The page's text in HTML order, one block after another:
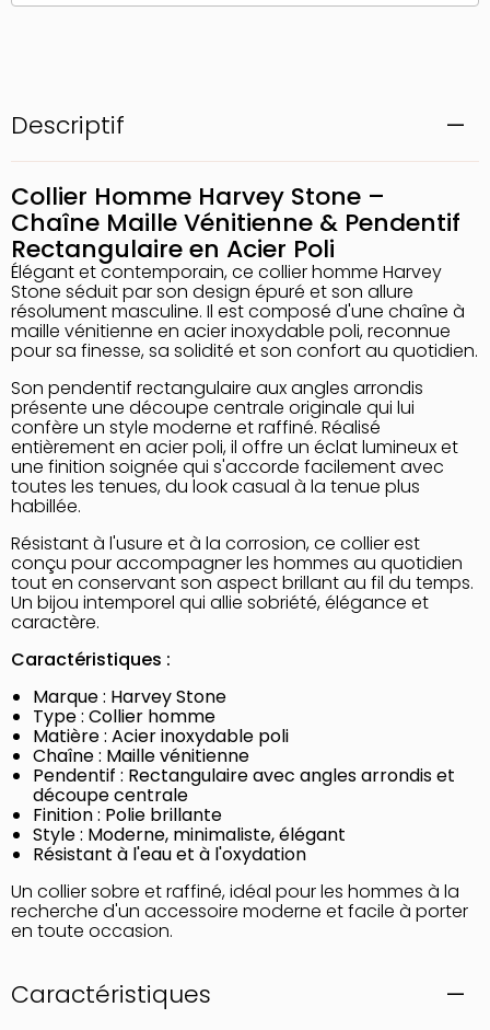
Descriptif
Collier Homme Harvey Stone –
Chaîne Maille Vénitienne & Pendentif
Rectangulaire en Acier Poli
Élégant et contemporain, ce collier homme Harvey
Stone séduit par son design épuré et son allure
résolument masculine. Il est composé d'une chaîne à
maille vénitienne en acier inoxydable poli, reconnue
pour sa finesse, sa solidité et son confort au quotidien.
Son pendentif rectangulaire aux angles arrondis
présente une découpe centrale originale qui lui
confère un style moderne et raffiné. Réalisé
entièrement en acier poli, il offre un éclat lumineux et
une finition soignée qui s'accorde facilement avec
toutes les tenues, du look casual à la tenue plus
habillée.
Résistant à l'usure et à la corrosion, ce collier est
conçu pour accompagner les hommes au quotidien
tout en conservant son aspect brillant au fil du temps.
Un bijou intemporel qui allie sobriété, élégance et
caractère.
Caractéristiques :
Marque : Harvey Stone
Type : Collier homme
Matière : Acier inoxydable poli
Chaîne : Maille vénitienne
Pendentif : Rectangulaire avec angles arrondis et
découpe centrale
Finition : Polie brillante
Style : Moderne, minimaliste, élégant
Résistant à l'eau et à l'oxydation
Un collier sobre et raffiné, idéal pour les hommes à la
recherche d'un accessoire moderne et facile à porter
en toute occasion.
Caractéristiques